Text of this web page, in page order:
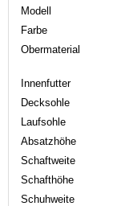
Modell
Farbe
Obermaterial
Innenfutter
Decksohle
Laufsohle
Absatzhöhe
Schaftweite
Schafthöhe
Schuhweite